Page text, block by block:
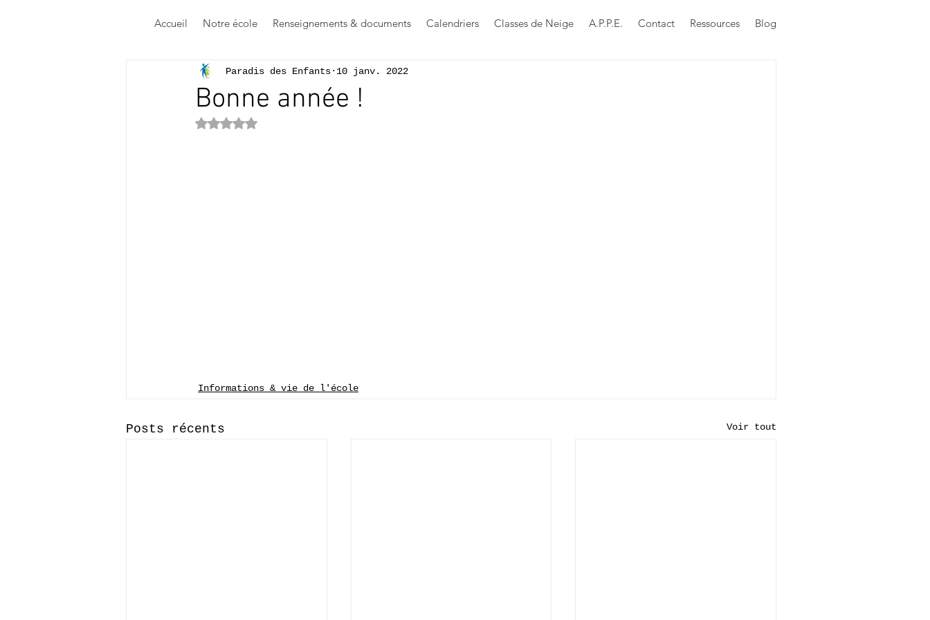
Accueil Notre école Renseignements & documents Calendriers Classes de Neige A.P.P.E. Contact Ressources Blog
Bonne année !
Paradis des Enfants 10 janv. 2022
Noté NaN étoiles sur 5.
Informations & vie de l'école
Posts récents Voir tout